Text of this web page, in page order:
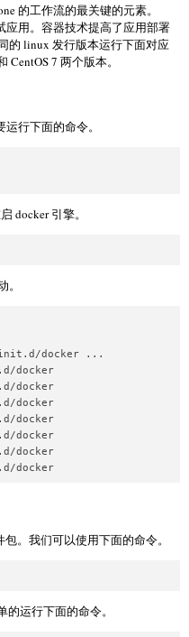
的工作流的最关键的元素。
应用。容器技术提高了应用部署
的 linux 发行版本运行下面对应
7 两个版本。
行下面的命令。
docker 引擎。
init.d/docker ...
docker
docker
docker
docker
docker
docker
。我们可以使用下面的命令。
运行下面的命令。